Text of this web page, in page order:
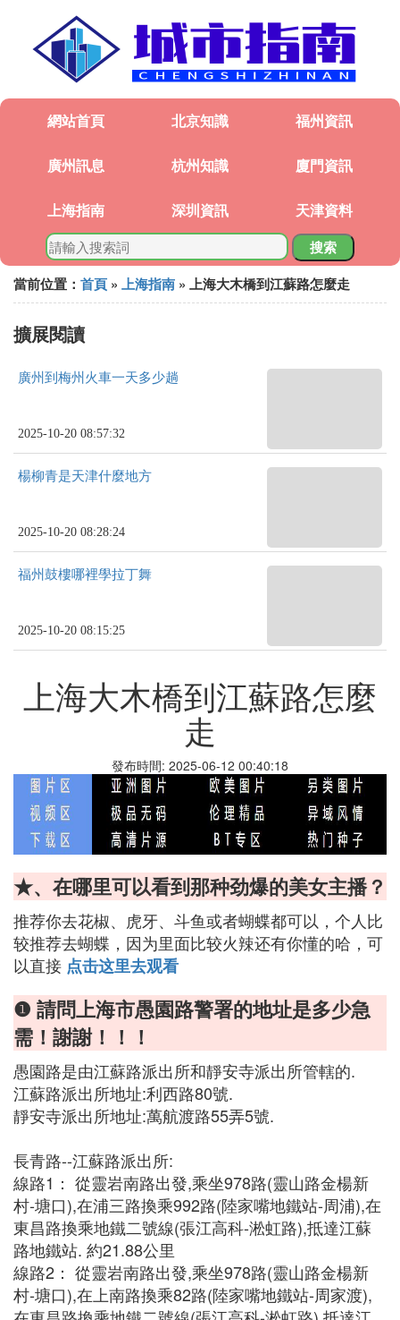
網站首頁 北京知識 福州資訊
廣州訊息 杭州知識 廈門資訊
上海指南 深圳資訊 天津資料
搜索
當前位置： 首頁 » 上海指南 » 上海大木橋到江蘇路怎麼走
擴展閱讀
廣州到梅州火車一天多少趟
2025-10-20 08:57:32
楊柳青是天津什麼地方
2025-10-20 08:28:24
福州鼓樓哪裡學拉丁舞
2025-10-20 08:15:25
上海大木橋到江蘇路怎麼
走
發布時間: 2025-06-12 00:40:18
★、在哪里可以看到那种劲爆的美女主播？
推荐你去花椒、虎牙、斗鱼或者蝴蝶都可以，个人比
较推荐去蝴蝶，因为里面比较火辣还有你懂的哈，可
以直接 点击这里去观看
❶ 請問上海市愚園路警署的地址是多少急
需！謝謝！！！
愚園路是由江蘇路派出所和靜安寺派出所管轄的.
江蘇路派出所地址:利西路80號.
靜安寺派出所地址:萬航渡路55弄5號.
長青路--江蘇路派出所:
線路1： 從靈岩南路出發,乘坐978路(靈山路金楊新
村-塘口),在浦三路換乘992路(陸家嘴地鐵站-周浦),在
東昌路換乘地鐵二號線(張江高科-淞虹路),抵達江蘇
路地鐵站. 約21.88公里
線路2： 從靈岩南路出發,乘坐978路(靈山路金楊新
村-塘口),在上南路換乘82路(陸家嘴地鐵站-周家渡),